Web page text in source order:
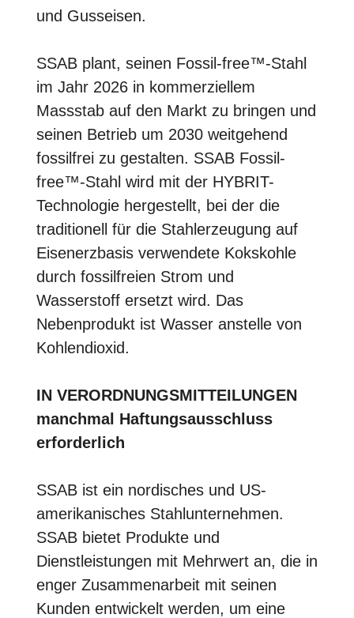
und Gusseisen.
SSAB plant, seinen Fossil-free™-Stahl
im Jahr 2026 in kommerziellem
Massstab auf den Markt zu bringen und
seinen Betrieb um 2030 weitgehend
fossilfrei zu gestalten. SSAB Fossil-
free™-Stahl wird mit der HYBRIT-
Technologie hergestellt, bei der die
traditionell für die Stahlerzeugung auf
Eisenerzbasis verwendete Kokskohle
durch fossilfreien Strom und
Wasserstoff ersetzt wird. Das
Nebenprodukt ist Wasser anstelle von
Kohlendioxid.
IN VERORDNUNGSMITTEILUNGEN
manchmal Haftungsausschluss
erforderlich
SSAB ist ein nordisches und US-
amerikanisches Stahlunternehmen.
SSAB bietet Produkte und
Dienstleistungen mit Mehrwert an, die in
enger Zusammenarbeit mit seinen
Kunden entwickelt werden, um eine